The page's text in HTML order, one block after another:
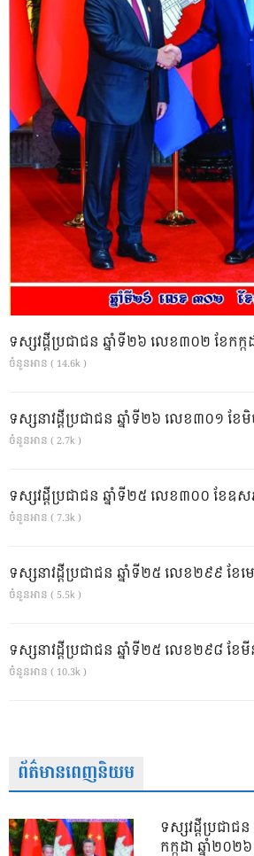
ទស្សវដ្តីប្រជាជន ឆ្នាំទី២៦ លេខ៣០២ ខែកក្ក
ចំនួនអាន ( 14.6k )
ទស្សនាវដ្ដីប្រជាជន ឆ្នាំទី២៦ លេខ៣០១ ខែ
ចំនួនអាន ( 2.7k )
ទស្សវដ្តីប្រជាជន ឆ្នាំទី២៥ លេខ៣០០ ខែឧស
ចំនួនអាន ( 7.3k )
ទស្សនាវដ្ដីប្រជាជន ឆ្នាំទី២៥ លេខ២៩៩ ខែ
ចំនួនអាន ( 5.5k )
ទស្សនាវដ្ដីប្រជាជន ឆ្នាំទី២៥ លេខ២៩៨ ខែមី
ចំនួនអាន ( 10.3k )
ព័ត៌មានពេញនិយម
ទស្សវដ្តីប្រជាជ
កក្កដា ឆ្នាំ២០២៦